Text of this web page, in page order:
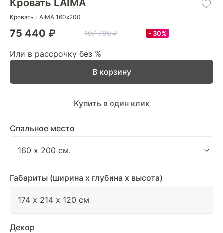
Кровать LAIMA
Кровать LAIMA 160х200
75 440 ₽ 107 780 ₽ 30%
Или в рассрочку без %
Спальное место
Габариты (ширина х глубина х высота)
Декор
В корзину
Купить в один клик